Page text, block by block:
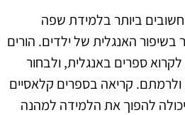
ביותר בלמידת שפה
האנגלית של ילדים. הורים
ספרים באנגלית, ולבחור
קריאה בספרים קלאסיים
יכולה להפוך את הלמידה למהנה